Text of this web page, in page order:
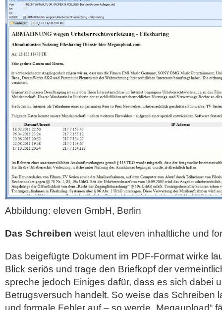
Abbildung: eleven GmbH, Berlin
Das Schreiben weist laut eleven inhaltliche und
Das beigefügte Dokument im PDF-Format wirke
Blick seriös und trage den Briefkopf der
spreche jedoch Einiges dafür, dass es sich dabei
Betrugsversuch handelt. So weise das Schreiben
und formale Fehler auf – so werde „Megaupload“